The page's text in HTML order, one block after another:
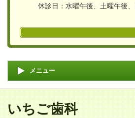
休診日：水曜午後、土曜午後、
メニュー
いちご歯科